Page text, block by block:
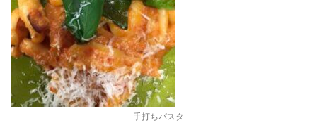
手打ちパスタ